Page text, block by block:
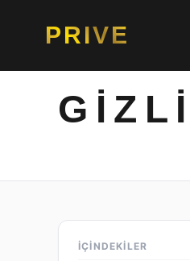
PRIVE
İÇİNDEKİLER